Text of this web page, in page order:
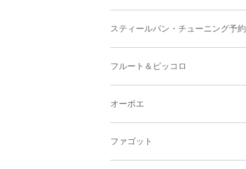
スティールパン・チューニング予約
フルート＆ピッコロ
オーボエ
ファゴット